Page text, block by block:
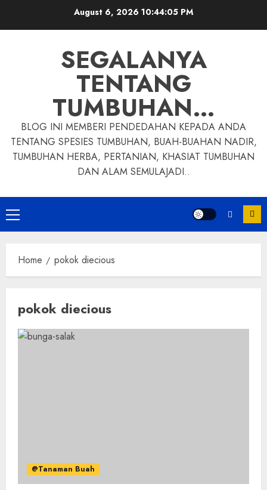
August 6, 2026 10:44:06 PM
SEGALANYA
TENTANG
TUMBUHAN…
BLOG INI MEMBERI PENDEDAHAN KEPADA ANDA
TENTANG SPESIES TUMBUHAN, BUAH-BUAHAN NADIR,
TUMBUHAN HERBA, PERTANIAN, KHASIAT TUMBUHAN
DAN ALAM SEMULAJADI..
Primary
Menu
Home pokok diecious
pokok diecious
@Tanaman Buah